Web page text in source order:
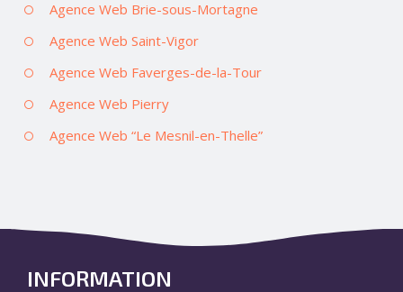
Agence Web Brie-sous-Mortagne
Agence Web Saint-Vigor
Agence Web Faverges-de-la-Tour
Agence Web Pierry
Agence Web “Le Mesnil-en-Thelle”
INFORMATION